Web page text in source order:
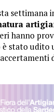
settimana
hanno
è stato udito